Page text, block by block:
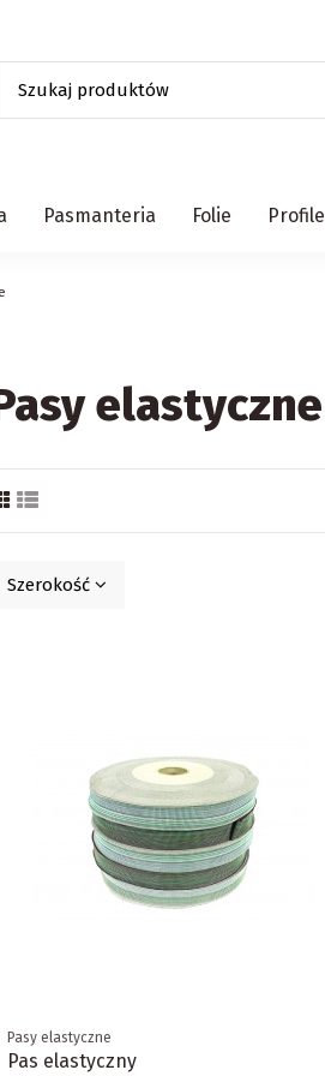
Pasmanteria Folie Profile
elastyczne
Szerokość
Pasy elastyczne
Pas elastyczny